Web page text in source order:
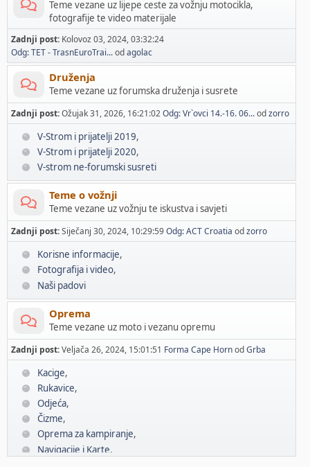
Teme vezane uz lijepe ceste za vožnju motocikla,
fotografije te video materijale
Zadnji post: Kolovoz 03, 2024, 03:32:24
Odg: TET - TrasnEuroTrai...odagolac
Druženja
Teme vezane uz forumska druženja i susrete
Zadnji post:Ožujak 31, 2026, 16:21:02Odg: Vr`ovci 14.-16. 06...odzorro
V-Strom i prijatelji 2019
V-Strom i prijatelji 2020
V-strom ne-forumski susreti
Teme o vožnji
Teme vezane uz vožnju te iskustva i savjeti
Zadnji post:Siječanj 30, 2024, 10:29:59Odg: ACT Croatia odzorro
Korisne informacije
Fotografija i video
Naši padovi
Oprema
Teme vezane uz moto i vezanu opremu
Zadnji post:Veljača 26, 2024, 15:01:51 Forma Cape HornodGrba
Kacige
Rukavice
Odjeća
Čizme
Oprema za kampiranje
Navigacije i Karte